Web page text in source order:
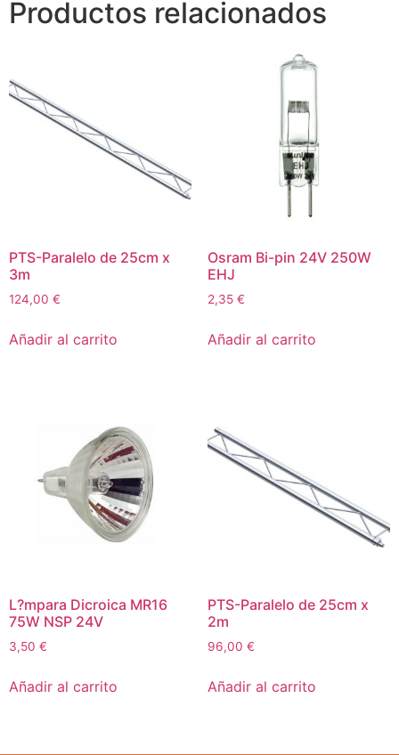
Productos relacionados
PTS-Paralelo de 25cm x
3m
124,00 €
Añadir al carrito
Osram Bi-pin 24V 250W
EHJ
2,35 €
Añadir al carrito
L?mpara Dicroica MR16
75W NSP 24V
3,50 €
Añadir al carrito
PTS-Paralelo de 25cm x
2m
96,00 €
Añadir al carrito